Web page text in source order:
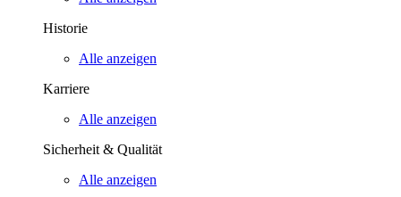
Historie
Alle anzeigen
Karriere
Alle anzeigen
Sicherheit & Qualität
Alle anzeigen